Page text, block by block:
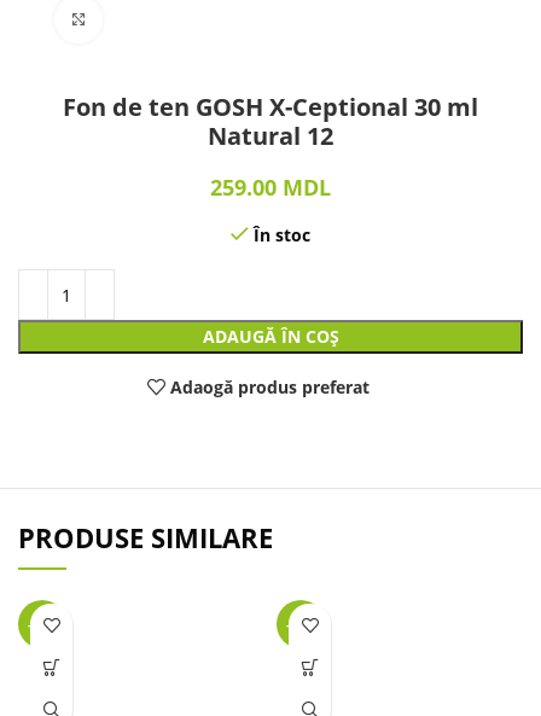
Fon de ten GOSH X-Ceptional 30 ml
Natural 12
259.00 MDL
În stoc
ADAUGĂ ÎN COȘ
Adaogă produs preferat
PRODUSE SIMILARE
-27% -40%